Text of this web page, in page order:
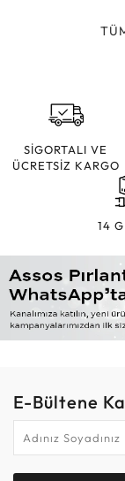
SİGORTALI VE
ÜCRETSİZ KARGO
14
E-Bültene